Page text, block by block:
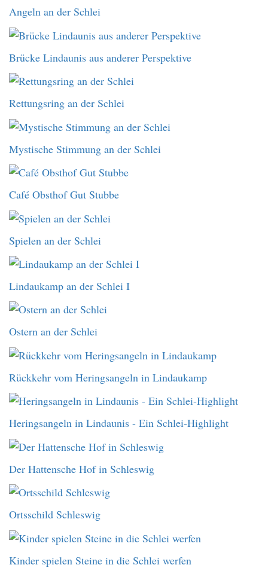
Angeln an der Schlei
Brücke Lindaunis aus anderer Perspektive
Rettungsring an der Schlei
Mystische Stimmung an der Schlei
Café Obsthof Gut Stubbe
Spielen an der Schlei
Lindaukamp an der Schlei I
Ostern an der Schlei
Rückkehr vom Heringsangeln in Lindaukamp
Heringsangeln in Lindaunis - Ein Schlei-Highlight
Der Hattensche Hof in Schleswig
Ortsschild Schleswig
Kinder spielen Steine in die Schlei werfen